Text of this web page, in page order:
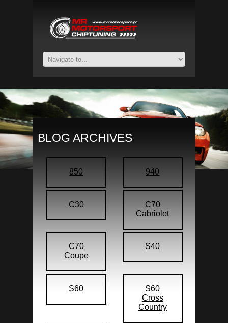
BLOG ARCHIVES
850 940
C30
C70
Cabriolet
C70
Coupe
S40
S60
S60
Cross
Country